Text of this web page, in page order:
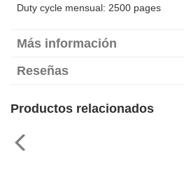
Duty cycle mensual: 2500 pages
Más información
Reseñas
Productos relacionados